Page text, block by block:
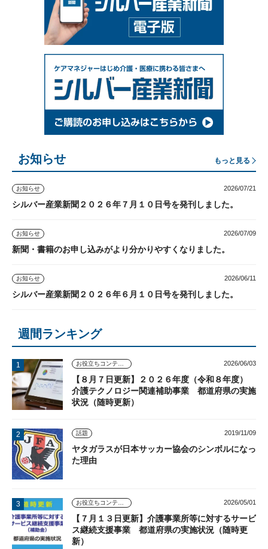
お知らせ もっと見る
お知らせ 2026/07/21
シルバー産業新聞２０２６年７月１０日号を発刊しました。
お知らせ 2026/07/09
新聞・書籍のお申し込みがより分かりやすくなりました。
お知らせ 2026/06/11
シルバー産業新聞２０２６年６月１０日号を発刊しました。
週間ランキング
お役立ちコンテンツ 2026/06/03
【８月７日更新】２０２６年度（令和８年度）
介護テクノロジー関連補助事業 都道府県の実施
状況（随時更新）
話題 2019/11/09
ヤタガラスが日本サッカー協会のシンボルになっ
た理由
お役立ちコンテンツ 2026/05/01
【７月１３日更新】介護事業所等に対するサービ
ス継続支援事業 都道府県の実施状況（随時更
新）